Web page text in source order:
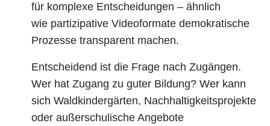
für komplexe Entscheidungen – ähnlich
wie partizipative Videoformate demokratische
Prozesse transparent machen.
Entscheidend ist die Frage nach Zugängen.
Wer hat Zugang zu guter Bildung? Wer kann
sich Waldkindergärten, Nachhaltigkeitsprojekte
oder außerschulische Angebote